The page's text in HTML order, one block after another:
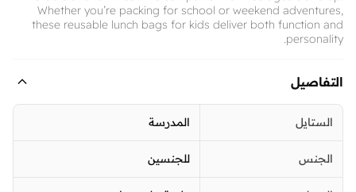
Whether you’re packing for school or weekend adventures,
these reusable lunch bags for kids deliver both function and
personality.
التفاصيل
الستايل المدرسة
الجنس للجنسين